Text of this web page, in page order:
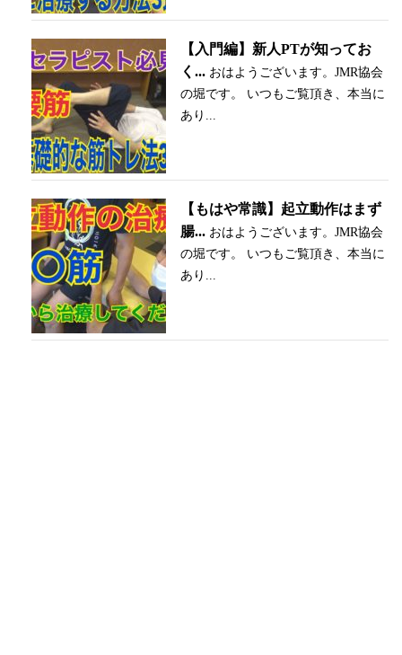
【入門編】新人PTが知ってお
く... おはようございます。JMR協会
の堀です。 いつもご覧頂き、本当に
あり...
【もはや常識】起立動作はまず
腸... おはようございます。JMR協会
の堀です。 いつもご覧頂き、本当に
あり...